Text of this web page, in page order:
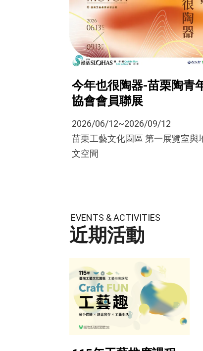
今年也很陶器-苗栗陶青
協會會員聯展
2026/06/12~2026/09/12
苗栗工藝文化園區 第一展覽室與
文空間
EVENTS & ACTIVITIES
近期活動